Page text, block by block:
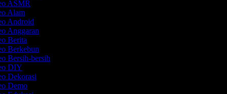
ASMR
Alam
Android
Anggaran
Berita
Berkebun
Bersih-bersih
DIY
Dekorasi
Demo